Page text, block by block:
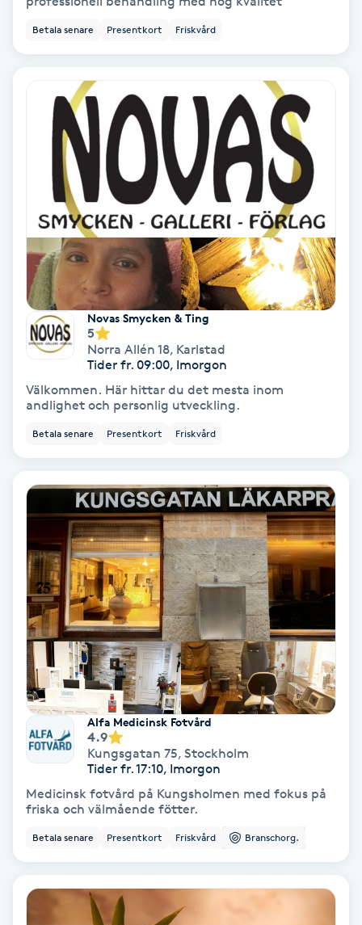
Regndroppsmassage
Reiki
Reikihealing
Reiki massage
Restorative Yoga
Rosacea
Rosenmetoden
Ryggmassage
Samtalsterapi
Senioryoga
Shiatsu
Singelfransar
Sjukgymnastik
Skalpmassage
Skinbooster
Sklerosering
Skoinlägg
Skägg
Skäggfärgning
Skäggklippning
Betala senare Presentkort Friskvård
Novas Smycken & Ting
5
Norra Allén 18, Karlstad
Tider fr. 09:00, Imorgon
Välkommen. Här hittar du det mesta inom
andlighet och personlig utveckling.
Betala senare Presentkort Friskvård
Alfa Medicinsk Fotvård
4.9
Kungsgatan 75, Stockholm
Tider fr. 17:10, Imorgon
Medicinsk fotvård på Kungsholmen med fokus på
friska och välmående fötter.
Betala senare Presentkort Friskvård Branschorg.